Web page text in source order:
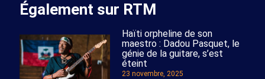
Également sur RTM
Haïti orpheline de son
maestro : Dadou Pasquet, le
génie de la guitare, s’est
éteint
23 novembre, 2025